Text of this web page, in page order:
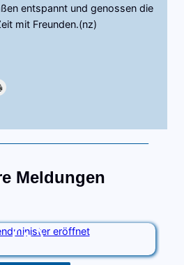
entspannt und genossen die
mit Freunden.(nz)
Page
Meldungen